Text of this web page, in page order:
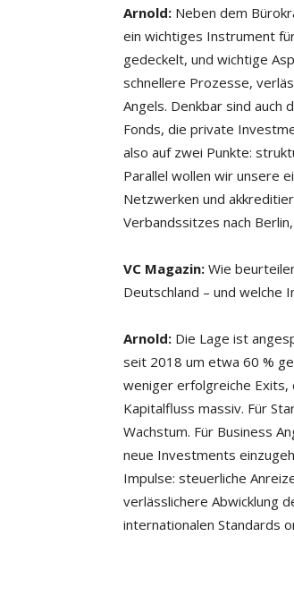
Arnold: Neben dem
ein wichtiges Instrument
gedeckelt, und wichtige
schnellere Prozesse,
Angels. Denkbar sind auch
Fonds, die private
also auf zwei Punkte:
Parallel wollen wir unsere
Netzwerken und
Verbandssitzes nach
VC Magazin: Wie
Deutschland – und welche
Arnold: Die Lage ist
seit 2018 um etwa 60 %
weniger erfolgreiche
Kapitalfluss massiv. Für
Wachstum. Für Business
neue Investments
Impulse: steuerliche
verlässlichere Abwicklung
internationalen Standards